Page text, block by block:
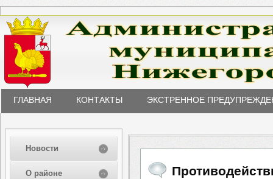
ГЛАВНАЯ КОНТАКТЫ ЭКСТРЕННОЕ
Новости
О районе